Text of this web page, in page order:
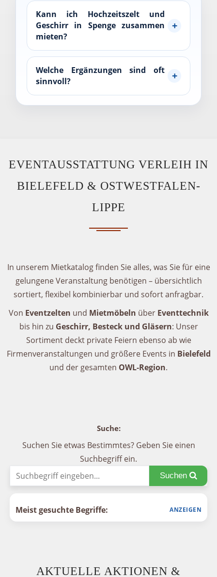
Kann ich Hochzeitszelt und
Geschirr in Spenge zusammen
mieten?
Welche Ergänzungen sind oft
sinnvoll?
EVENTAUSSTATTUNG VERLEIH IN
BIELEFELD & OSTWESTFALEN-
LIPPE
In unserem Mietkatalog finden Sie alles, was Sie für eine
gelungene Veranstaltung benötigen – übersichtlich
sortiert, flexibel kombinierbar und sofort anfragbar.
Von Eventzelten und Mietmöbeln über Eventtechnik
bis hin zu Geschirr, Besteck und Gläsern: Unser
Sortiment deckt private Feiern ebenso ab wie
Firmenveranstaltungen und größere Events in Bielefeld
und der gesamten OWL-Region.
Suche:
Suchen Sie etwas Bestimmtes? Geben Sie einen
Suchbegriff ein.
Suchen
Meist gesuchte Begriffe:
AKTUELLE AKTIONEN &